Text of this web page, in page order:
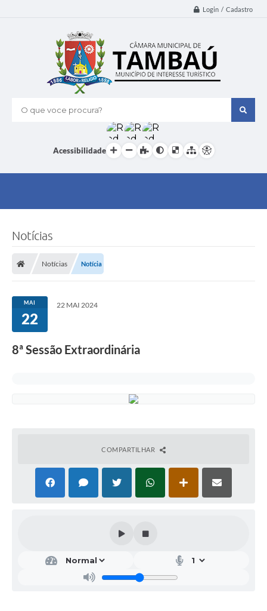
Login / Cadastro
O que voce procura?
Acessibilidade
Notícias
Notícias Notícia
MAI
22
22 MAI 2024
8ª Sessão Extraordinária
COMPARTILHAR